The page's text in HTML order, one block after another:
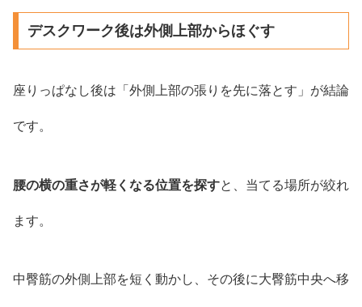
デスクワーク後は外側上部からほぐす
座りっぱなし後は「外側上部の張りを先に落とす」が結論
です。
腰の横の重さが軽くなる位置を探すと、当てる場所が絞れ
ます。
中臀筋の外側上部を短く動かし、その後に大臀筋中央へ移